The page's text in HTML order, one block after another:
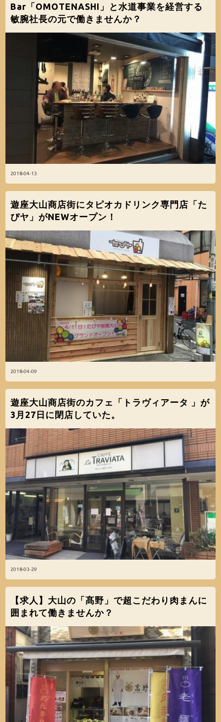
2018-04-13
Bar「OMOTENASHI」と水道事業を経営する
敏腕社長の元で働きませんか？
2018-04-09
遊座大山商店街にタピオカドリンク専門店「た
ぴヤ」がNEWオープン！
2018-03-29
遊座大山商店街のカフェ「トラヴィアータ 」が
3月27日に閉店していた。
【求人】大山の「髙野」で超こだわり肉まんに
囲まれて働きませんか？